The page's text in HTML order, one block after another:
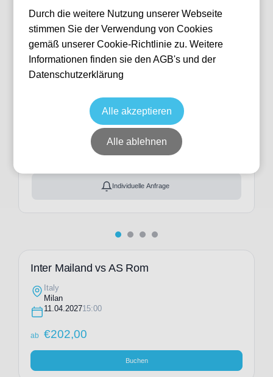
Shortside Upper
15:00
10 verfügbar
Italien
Giuseppe-Meazza-Stadion
Ticket(s) + Hotel
Individuelle Anfrage
Inter Mailand vs AS Rom
Italy
Milan
11.04.202715:00
ab €202,00
Buchen
Durch die weitere Nutzung unserer Webseite
stimmen Sie der Verwendung von Cookies
gemäß unserer Cookie-Richtlinie zu. Weitere
Informationen finden sie den AGB's und der
Datenschutzerklärung
Alle akzeptieren
Alle ablehnen